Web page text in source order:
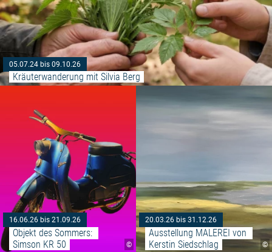
05.07.24 bis 09.10.26
Kräuterwanderung mit Silvia Berg
©
16.06.26 bis 21.09.26
Objekt des Sommers:
Simson KR 50
©
20.03.26 bis 31.12.26
Ausstellung MALEREI von
Kerstin Siedschlag